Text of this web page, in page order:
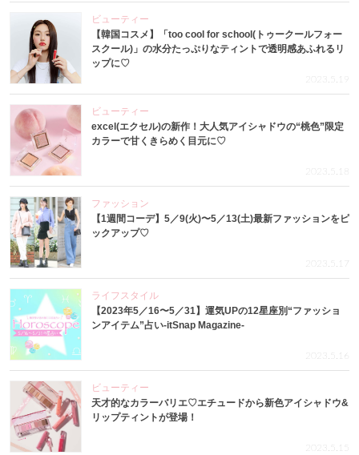
ビューティー
【韓国コスメ】「too cool for school(トゥークールフォー
スクール)」の水分たっぷりなティントで透明感あふれるリ
ップに♡
2023.5.19
ビューティー
excel(エクセル)の新作！大人気アイシャドウの“桃色”限定
カラーで甘くきらめく目元に♡
2023.5.18
ファッション
【1週間コーデ】5／9(火)〜5／13(土)最新ファッションをピ
ックアップ♡
2023.5.17
ライフスタイル
【2023年5／16〜5／31】運気UPの12星座別“ファッショ
ンアイテム”占い-itSnap Magazine-
2023.5.16
ビューティー
天才的なカラーバリエ♡エチュードから新色アイシャドウ&
リップティントが登場！
2023.5.15